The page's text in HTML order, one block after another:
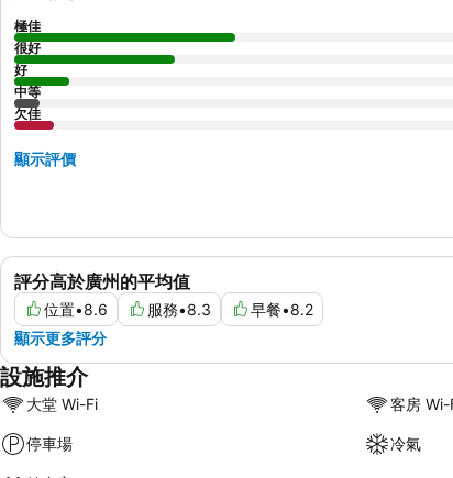
評分高於廣州的平均值
位置•8.6 服務•8.3 早餐•8.2
顯示更多評分
極佳
很好
好
中等
欠佳
顯示評價
設施推介
大堂 Wi-Fi 客房 Wi-
停車場 冷氣